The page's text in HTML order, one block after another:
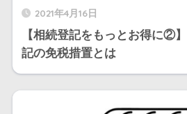
2021年4月16日
【相続登記をもっとお得に②
記の免税措置とは